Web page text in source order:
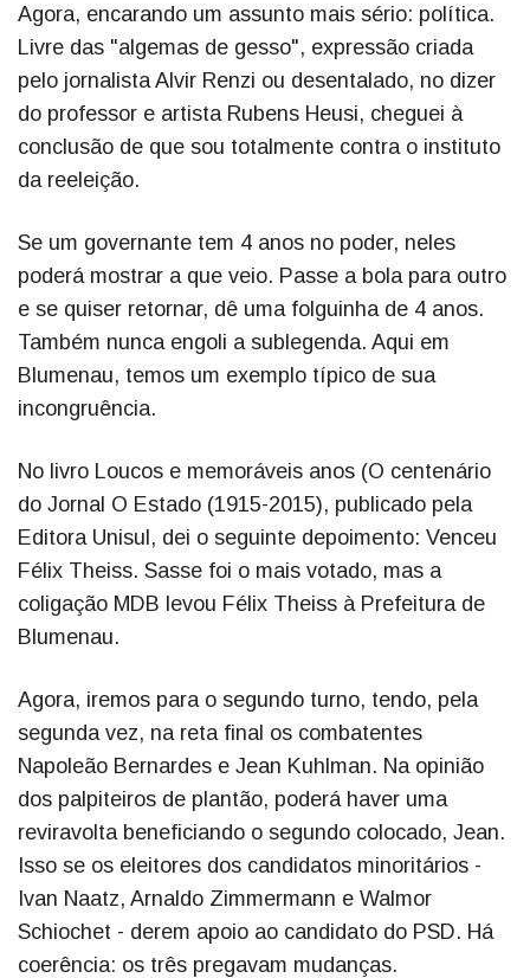
Agora, encarando um assunto mais sério: política.
Livre das "algemas de gesso", expressão criada
pelo jornalista Alvir Renzi ou desentalado, no dizer
do professor e artista Rubens Heusi, cheguei à
conclusão de que sou totalmente contra o instituto
da reeleição.
Se um governante tem 4 anos no poder, neles
poderá mostrar a que veio. Passe a bola para outro
e se quiser retornar, dê uma folguinha de 4 anos.
Também nunca engoli a sublegenda. Aqui em
Blumenau, temos um exemplo típico de sua
incongruência.
No livro Loucos e memoráveis anos (O centenário
do Jornal O Estado (1915-2015), publicado pela
Editora Unisul, dei o seguinte depoimento: Venceu
Félix Theiss. Sasse foi o mais votado, mas a
coligação MDB levou Félix Theiss à Prefeitura de
Blumenau.
Agora, iremos para o segundo turno, tendo, pela
segunda vez, na reta final os combatentes
Napoleão Bernardes e Jean Kuhlman. Na opinião
dos palpiteiros de plantão, poderá haver uma
reviravolta beneficiando o segundo colocado, Jean.
Isso se os eleitores dos candidatos minoritários -
Ivan Naatz, Arnaldo Zimmermann e Walmor
Schiochet - derem apoio ao candidato do PSD. Há
coerência: os três pregavam mudanças.